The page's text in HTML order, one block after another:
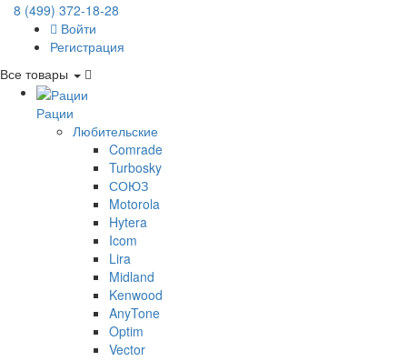
8 (499) 372-18-28
Войти
Регистрация
Все товары
Рации
Любительские
Comrade
Turbosky
СОЮЗ
Motorola
Hytera
Icom
Lira
Midland
Kenwood
AnyTone
Optim
Vector